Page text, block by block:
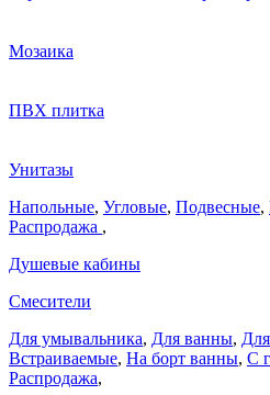
Мозаика
ПВХ плитка
Унитазы
Напольные, Угловые, Подвесные,
Распродажа ,
Душевые кабины
Смесители
Для умывальника, Для ванны,
Встраиваемые, На борт ванны, C
Распродажа,